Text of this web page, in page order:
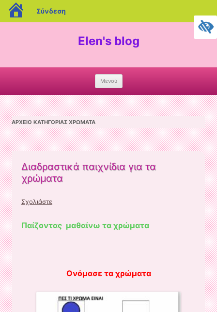
Elen's blog
Μενού
Skip
to
content
ΑΡΧΕΊΟ ΚΑΤΗΓΟΡΊΑΣ ΧΡΏΜΑΤΑ
Διαδραστικά παιχνίδια για τα
χρώματα
Σχολιάστε
Παίζοντας μαθαίνω τα χρώματα
Ονόμασε τα χρώματα
blogs.sch.gr
Σύνδεση